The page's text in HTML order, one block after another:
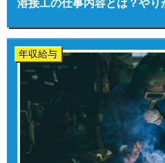
溶接工の仕事内容とは？や
年収給与